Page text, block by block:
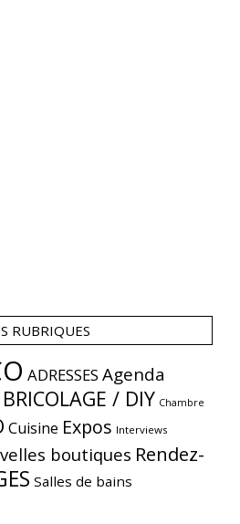
RUBRIQUES
ADRESSES Agenda
BRICOLAGE / DIY Chambre
Cuisine Expos Interviews
boutiques Rendez-
Salles de bains